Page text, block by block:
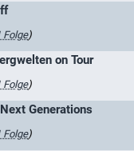
Folge)
on Tour
Folge)
Generations
Folge)